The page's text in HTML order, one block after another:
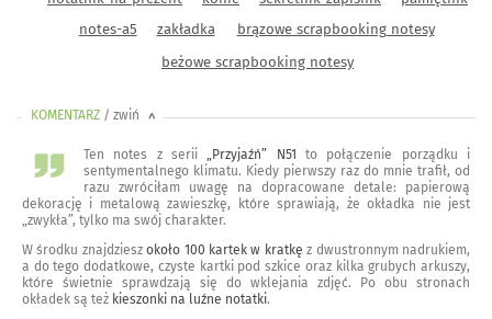
notes-a5
zakładka
brązowe scrapbooking notesy
beżowe scrapbooking notesy
KOMENTARZ / zwiń <
Ten notes z serii „Przyjaźń” N51 to połączenie porządku i
sentymentalnego klimatu. Kiedy pierwszy raz do mnie trafił, od
razu zwróciłam uwagę na dopracowane detale: papierową
dekorację i metalową zawieszkę, które sprawiają, że okładka nie jest
„zwykła”, tylko ma swój charakter.
W środku znajdzieszokoło 100 kartek w kratkę z dwustronnym nadrukiem,
a do tego dodatkowe, czyste kartki pod szkice oraz kilka grubych arkuszy,
które świetnie sprawdzają się do wklejania zdjęć. Po obu stronach
okładek są też kieszonki na luźne notatki.